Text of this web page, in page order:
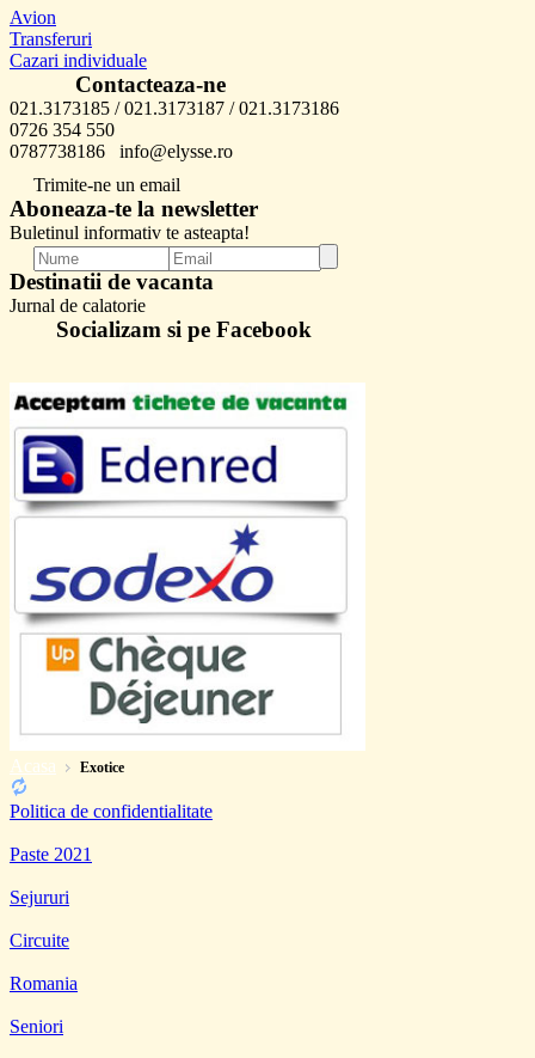
Avion
Transferuri
Cazari individuale
Contacteaza-ne
021.3173185 / 021.3173187 / 021.3173186
0726 354 550
0787738186 info@elysse.ro
Trimite-ne un email
Aboneaza-te la newsletter
Buletinul informativ te asteapta!
Destinatii de vacanta
Jurnal de calatorie
Socializam si pe Facebook
Acasa Exotice
Politica de confidentialitate
Paste 2021
Sejururi
Circuite
Romania
Seniori